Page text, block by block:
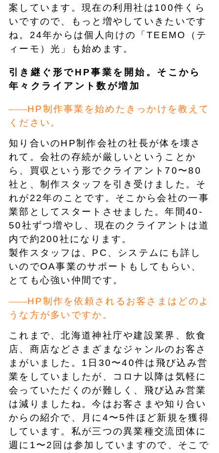
案しています。現在の利用社は100件くら
いですので、もっと増やしていきたいです
ね。24年からは個人向けの「TEEMO（テ
ィーモ）光」も始めます。
引き継ぐ形でHP事業を開始。そこから
年々クライアント数が増加
HP制作事業を始めたきっかけを教えて
ください。
知り合いのHP制作会社の社長が体を壊さ
れて。会社の存続が厳しいということか
ら、買収という形でクライアント70〜80
社と、制作スタッフを引き受けました。そ
れが22年のことです。そこから会社の一事
業部としてスタートさせました。年間40‐
50社ずつ増やし、現在のクライアントは道
内で約200社になります。
製作スタッフは、PC、システムにも詳し
いのでOA事業のサポートもしてもらい、
とても心強い仲間です。
HP制作を依頼されるお客さまはどのよ
うな方が多いですか。
これまで、北海道神社庁や建設業界、飲食
店、商店などさまざまなジャンルのお客さ
まがいました。1日30〜40件は飛び込み営
業をしていましたが、コロナ以降は気軽に
会っていただくのが難しく、飛び込み営業
は減りましたね。今はお客さまや知り合い
からの紹介で、月に4〜5件ほど新規を獲得
しています。私が三つの異業種交流団体に
週に1〜2回は参加していますので、そこで